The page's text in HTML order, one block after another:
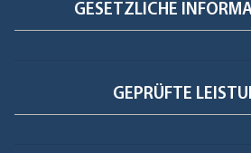
GESETZLICHE
GEPRÜFTE